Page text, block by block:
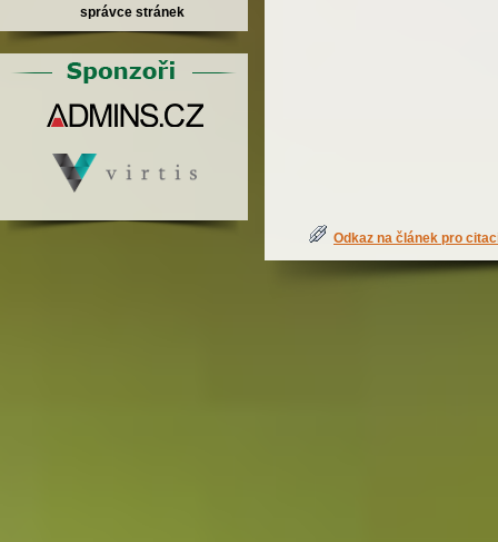
správce stránek
Odkaz na článek pro